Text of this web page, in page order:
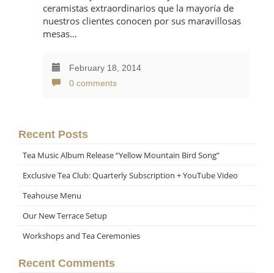
ceramistas extraordinarios que la mayoría de
nuestros clientes conocen por sus maravillosas
mesas…
February 18, 2014
0 comments
Recent Posts
Tea Music Album Release “Yellow Mountain Bird Song”
Exclusive Tea Club: Quarterly Subscription + YouTube Video
Teahouse Menu
Our New Terrace Setup
Workshops and Tea Ceremonies
Recent Comments